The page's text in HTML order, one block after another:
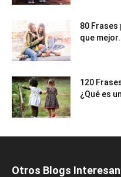
80 Frases
que
120
¿Qué es
Otros Blogs